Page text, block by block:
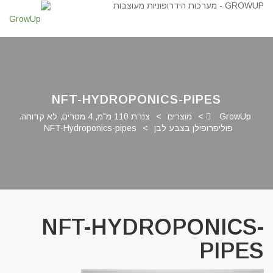
NFT-HYDROPONICS-PIPES
GrowUp
> מוצרים >
צנרת 110 מ"מ, 4 מטרים, לא קדוחה.
פוליפרופילן בצבע לבן
>
NFT-Hydroponics-pipes
NFT-HYDROPONICS-
PIPES